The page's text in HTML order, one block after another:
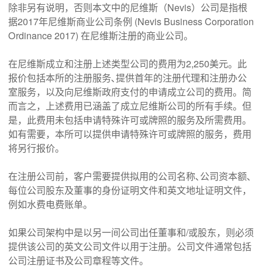
联系我们
除非另有说明，否则本文中的尼维斯（Nevis）公司是指根
据2017年尼维斯商业公司条例 (Nevis Business Corporation
Ordinance 2017) 在尼维斯注册的商业公司。
在尼维斯成立和注册上述类型公司的费用为2,250美元。此
报价包括本所的注册服务､提供首年的注册代理和注册办公
室服务，以及向尼维斯政府支付的申请成立公司的费用。简
而言之，上述费用已涵盖了成立尼维斯公司的所有手续。但
是，此费用未包括申请特殊许可或牌照的服务及所需费用。
如有需要，本所可以提供申请特殊许可或牌照的服务，费用
将另行报价。
在注册公司前，客户需要提供拟用的公司名称､公司资本额､
每位公司股东及董事的身份证明文件和英文地址证明文件，
例如水费电费账单。
如果公司架构中是以另一间公司出任董事和/或股东，则必须
提供该公司的英文公司文件以用于注册。公司文件通常包括
公司注册证书及公司章程等文件。